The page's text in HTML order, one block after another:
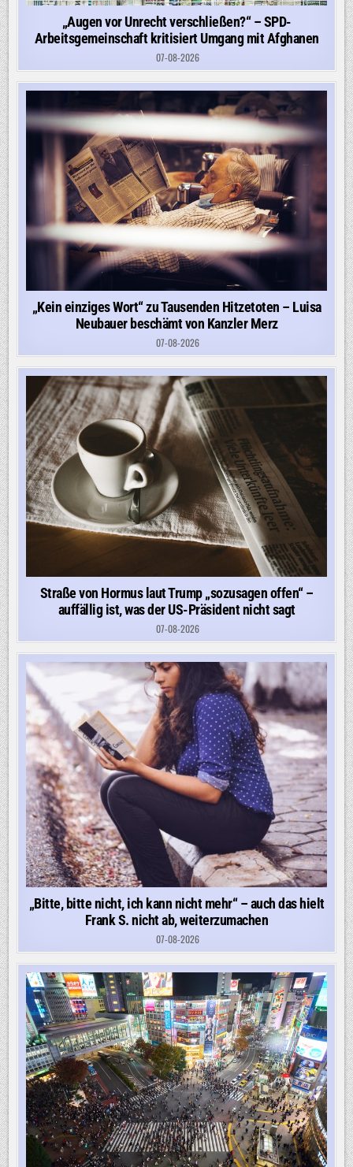
„Augen vor Unrecht verschließen?“ – SPD-
Arbeitsgemeinschaft kritisiert Umgang mit Afghanen
07-08-2026
„Kein einziges Wort“ zu Tausenden Hitzetoten – Luisa
Neubauer beschämt von Kanzler Merz
07-08-2026
Straße von Hormus laut Trump „sozusagen offen“ –
auffällig ist, was der US-Präsident nicht sagt
07-08-2026
„Bitte, bitte nicht, ich kann nicht mehr“ – auch das hielt
Frank S. nicht ab, weiterzumachen
07-08-2026